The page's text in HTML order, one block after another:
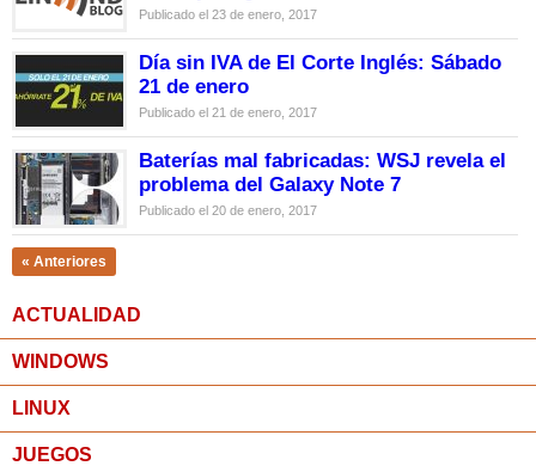
Publicado el 23 de enero, 2017
Día sin IVA de El Corte Inglés: Sábado
21 de enero
Publicado el 21 de enero, 2017
Baterías mal fabricadas: WSJ revela el
problema del Galaxy Note 7
Publicado el 20 de enero, 2017
« Anteriores
ACTUALIDAD
WINDOWS
LINUX
JUEGOS